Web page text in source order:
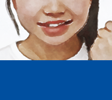
て勉強が出来るこの環境が好
生が多いイメージだったけ